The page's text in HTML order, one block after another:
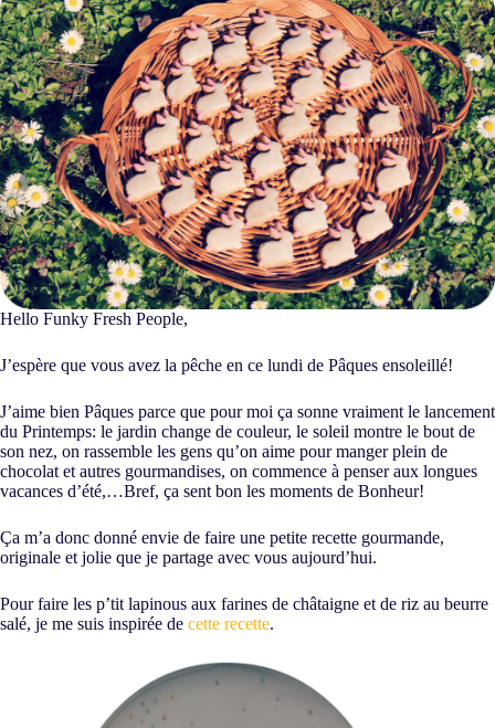
Hello Funky Fresh People,
J’espère que vous avez la pêche en ce lundi de Pâques ensoleillé!
J’aime bien Pâques parce que pour moi ça sonne vraiment le lancement
du Printemps: le jardin change de couleur, le soleil montre le bout de
son nez, on rassemble les gens qu’on aime pour manger plein de
chocolat et autres gourmandises, on commence à penser aux longues
vacances d’été,…Bref, ça sent bon les moments de Bonheur!
Ça m’a donc donné envie de faire une petite recette gourmande,
originale et jolie que je partage avec vous aujourd’hui.
Pour faire les p’tit lapinous aux farines de châtaigne et de riz au beurre
salé, je me suis inspirée de cette recette.